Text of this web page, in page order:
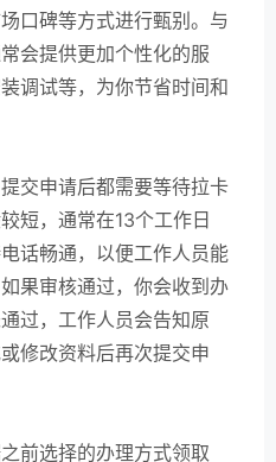
口碑等方式进行甄别。与
会提供更加个性化的服
调试等，为你节省时间和
交申请后都需要等待拉卡
短，通常在13个工作日
话畅通，以便工作人员能
果审核通过，你会收到办
过，工作人员会告知原
修改资料后再次提交申
前选择的办理方式领取